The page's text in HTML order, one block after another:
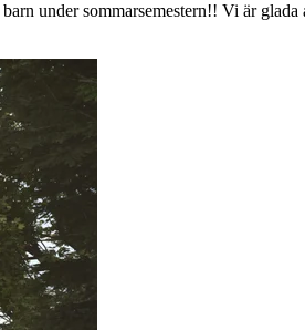
under sommarsemestern!! Vi är